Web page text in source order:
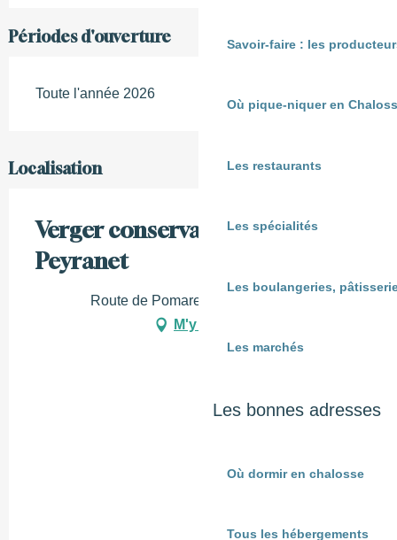
Savoir-faire : les
Où pique-niquer en
Les restaurants
Les spécialités
Les boulangeries,
Les marchés
Les bonnes adresses
Où dormir en chalosse
Tous les hébergements
Périodes d'ouverture
Toute l'année 2026
Localisation
Verger conservatoire de
Peyranet
Route de Pomarez, 40250 Mugron
M'y rendre